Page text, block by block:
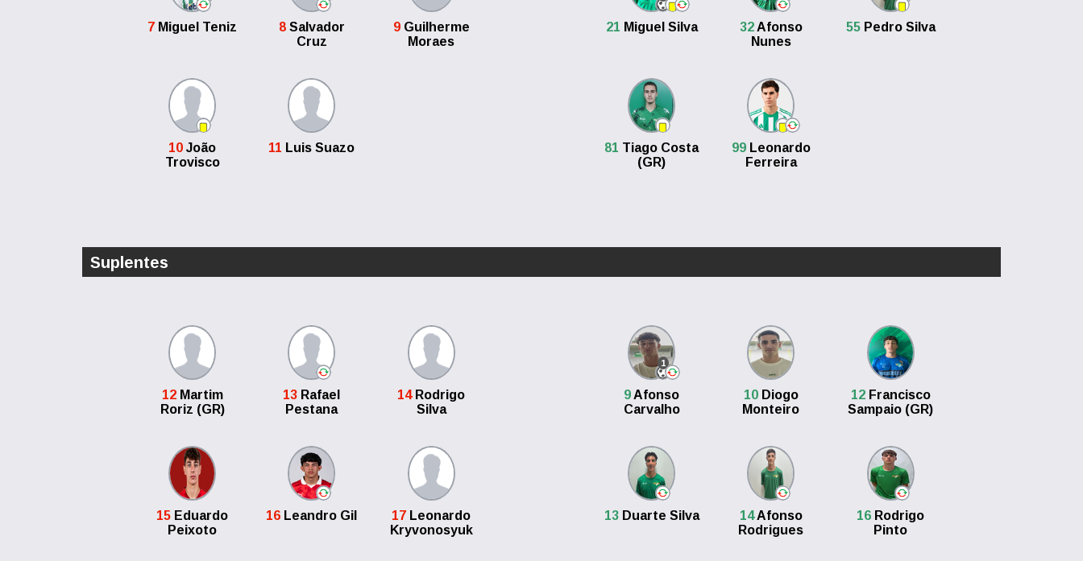
7 Miguel Teniz 8Salvador
Cruz
9Guilherme
Moraes
10 João
Trovisco
11 Luis Suazo
21 Miguel Silva 32Afonso
Nunes
55Pedro Silva
81 Tiago Costa
(GR)
99Leonardo
Ferreira
Suplentes
12Martim
Roriz (GR)
13 Rafael
Pestana
14Rodrigo
Silva
15 Eduardo
Peixoto
16 Leandro Gil 17 Leonardo
Kryvonosyuk
1
9Afonso
Carvalho
10Diogo
Monteiro
12Francisco
Sampaio (GR)
13Duarte Silva 14Afonso
Rodrigues
16 Rodrigo
Pinto